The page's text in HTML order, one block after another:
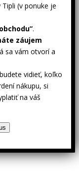
(v ponuke je
.
záujem
sa vám otvorí a
vidieť, koľko
nákupu, si
na váš